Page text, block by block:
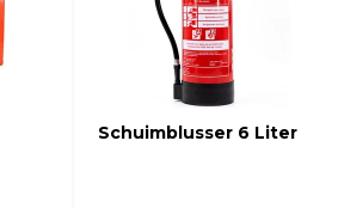
Schuimblusser 6 Liter